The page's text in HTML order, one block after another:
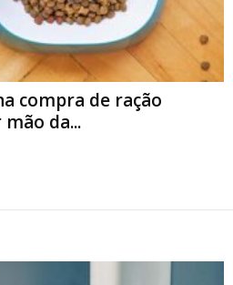
compra de ração
da...